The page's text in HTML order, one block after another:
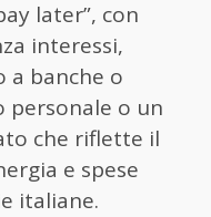
later”, con
interessi,
a banche o
o un
che riflette il
e spese
italiane.